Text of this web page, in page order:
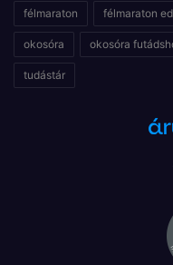
félmaraton félmaraton
okosóra okosóra
tudástár